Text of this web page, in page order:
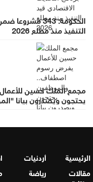
الحكومة: 343
التنفيذ منذ مطلع 2026
مجمع الملك حسين
يحتجون ويصدرون بيانا
الرئيسية أردنيات
مقالات
رياضة